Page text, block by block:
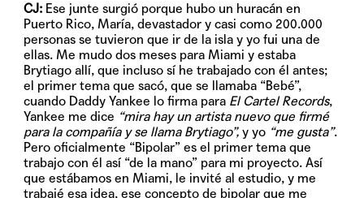
CJ: Ese junte surgió porque hubo un huracán en
Puerto Rico, María, devastador y casi como 200.000
personas se tuvieron que ir de la isla y yo fui una de
ellas. Me mudo dos meses para Miami y estaba
Brytiago allí, que incluso sí he trabajado con él antes;
el primer tema que sacó, que se llamaba “Bebé”,
cuando Daddy Yankee lo firma para El Cartel Records,
Yankee me dice “mira hay un artista nuevo que firmé
para la compañía y se llama Brytiago”, y yo “me gusta”.
Pero oficialmente “Bipolar” es el primer tema que
trabajo con él así “de la mano” para mi proyecto. Así
que estábamos en Miami, le invité al estudio, y me
trabajé esa idea, ese concepto de bipolar que me